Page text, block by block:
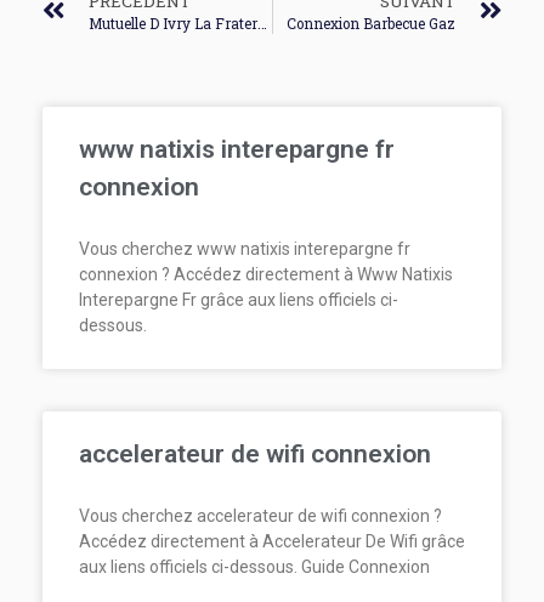
Connexion Barbecue Gaz
www natixis interepargne fr
connexion
Vous cherchez www natixis interepargne fr
connexion ? Accédez directement à Www Natixis
Interepargne Fr grâce aux liens officiels ci-
dessous.
accelerateur de wifi connexion
Vous cherchez accelerateur de wifi connexion ?
Accédez directement à Accelerateur De Wifi grâce
aux liens officiels ci-dessous. Guide Connexion